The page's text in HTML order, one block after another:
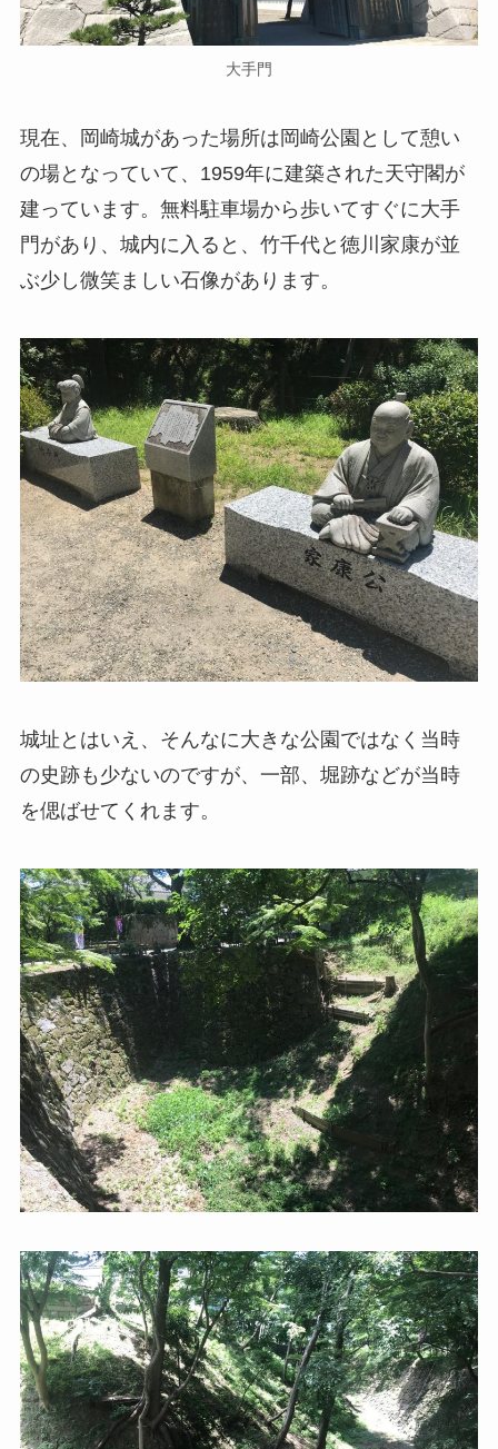
大手門
現在、岡崎城があった場所は岡崎公園として憩い
の場となっていて、1959年に建築された天守閣が
建っています。無料駐車場から歩いてすぐに大手
門があり、城内に入ると、竹千代と徳川家康が並
ぶ少し微笑ましい石像があります。
城址とはいえ、そんなに大きな公園ではなく当時
の史跡も少ないのですが、一部、堀跡などが当時
を偲ばせてくれます。